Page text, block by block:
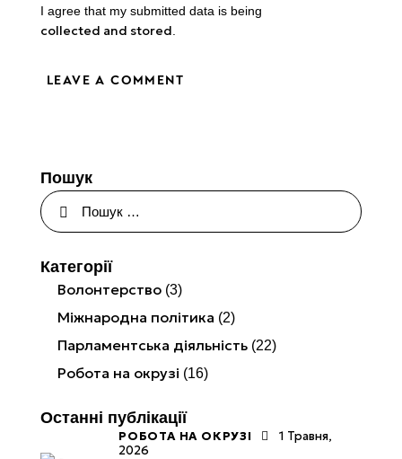
I agree that my submitted data is being
collected and stored
Пошук
Категорії
Волонтерство (3)
Міжнародна політика (2)
Парламентська діяльність (22)
Робота на окрузі (16)
Останні публікації
РОБОТА НА ОКРУЗІ
1 Травня,
2026